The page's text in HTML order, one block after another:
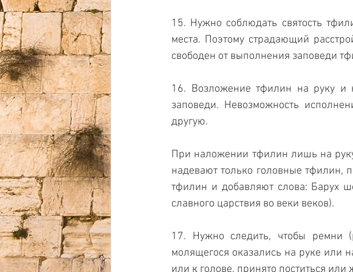
15. Нужно соблюдать святость
места. Поэтому страдающий
свободен от выполнения заповеди
16. Возложение тфилин на руку и
заповеди. Невозможность
другую.
При наложении тфилин лишь на
надевают только головные тфилин,
тфилин и добавляют слова: Барух
славного царствия во веки веков).
17. Нужно следить, чтобы ремни
молящегося оказались на руке или
или к голове, принято поститься или